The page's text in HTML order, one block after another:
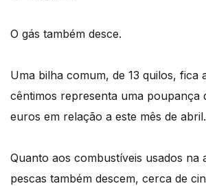
O gás também desce.
Uma bilha comum, de 13 quilos, fica
cêntimos representa uma poupança
euros em relação a este mês de abril.
Quanto aos combustíveis usados na
pescas também descem, cerca de